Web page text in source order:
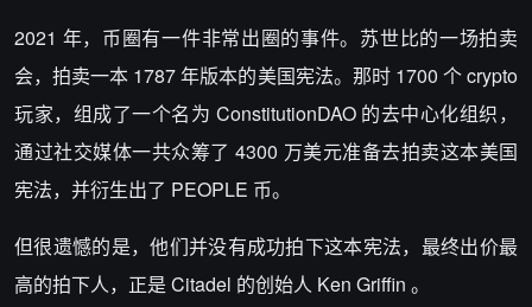
2021 年，币圈有一件非常出圈的事件。苏世比的一场拍卖
会，拍卖一本 1787 年版本的美国宪法。那时 1700 个 crypto
玩家，组成了一个名为 ConstitutionDAO 的去中心化组织，
通过社交媒体一共众筹了 4300 万美元准备去拍卖这本美国
宪法，并衍生出了 PEOPLE 币。
但很遗憾的是，他们并没有成功拍下这本宪法，最终出价最
高的拍下人，正是 Citadel 的创始人 Ken Griffin 。